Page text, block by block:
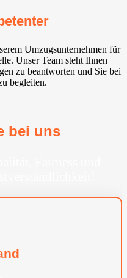
Umzugsunternehmen für
Unser Team steht Ihnen
zu beantworten und Sie bei
begleiten.
bei uns